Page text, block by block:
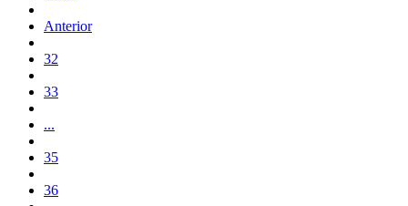
Anterior
32
33
...
35
36